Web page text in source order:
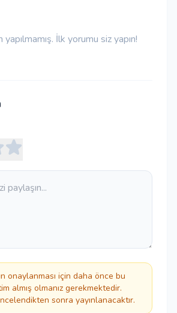
İlk yorumu siz yapın!
onaylanması için daha önce bu
almış olmanız gerekmektedir.
sonra yayınlanacaktır.